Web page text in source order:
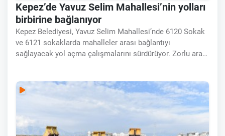
Kepez’de Yavuz Selim Mahallesi’nin yolları
birbirine bağlanıyor
Kepez Belediyesi, Yavuz Selim Mahallesi’nde 6120 Sokak
ve 6121 sokaklarda mahalleler arası bağlantıyı
sağlayacak yol açma çalışmalarını sürdürüyor. Zorlu arazi